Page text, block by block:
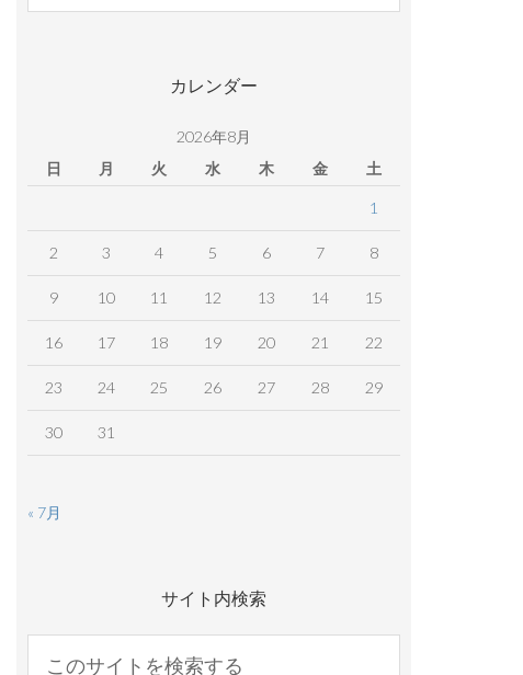
コ
カレンダー
2026年8月
日
月 火 水 木 金 土
1
2 3 4 5 6 7 8
9 10 11 12 13 14 15
16 17 18 19 20 21 22
23 24 25 26 27 28 29
30 31
« 7月
サイト内検索